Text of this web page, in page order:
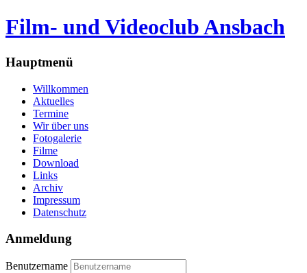
Film- und Videoclub Ansbach
Hauptmenü
Willkommen
Aktuelles
Termine
Wir über uns
Fotogalerie
Filme
Download
Links
Archiv
Impressum
Datenschutz
Anmeldung
Benutzername